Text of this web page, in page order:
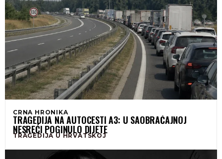
CRNA HRONIKA
TRAGEDIJA NA AUTOCESTI A3: U SAOBRAĆAJNOJ
NESREĆI POGINULO DIJETE
TRAGEDIJA U HRVATSKOJ